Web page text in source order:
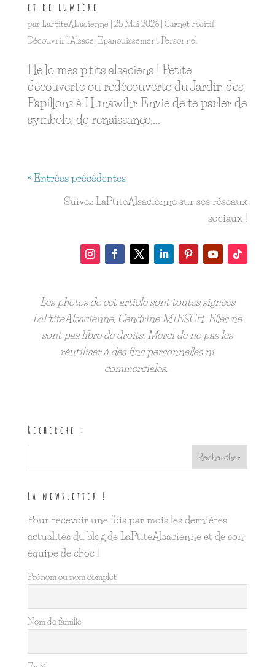
et de lumière
parLaPtiteAlsacienne 25 Mai 2026| Carnet Positif,
Découvrir l'Alsace Epanouissement Personnel
Hello mes p'tits alsaciens ! Petite
découverte ou redécouverte du Jardin des
Papillons à Hunawihr Envie de te parler de
symbole, de renaissance,...
« Entrées précédentes
Suivez LaPtiteAlsacienne sur ses réseaux
sociaux !
Les photos de cet article sont toutes signées
LaPtiteAlsacienne, Cendrine MIESCH. Elles ne
sont pas libre de droits. Merci de ne pas les
réutiliser à des fins personnelles ni
commerciales.
Recherche :
La newsletter !
Pour recevoir une fois par mois les dernières
actualités du blog de LaPtiteAlsacienne et de son
équipe de choc !
Prénom ou nom complet
Nom de famille